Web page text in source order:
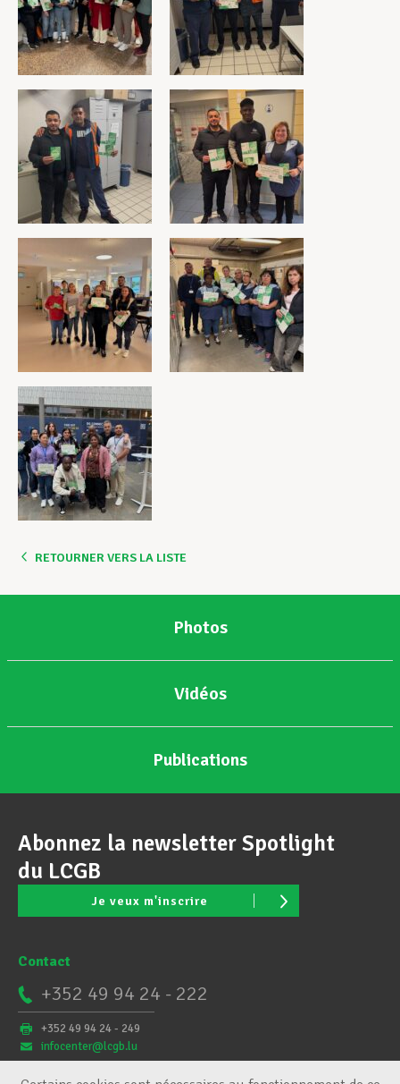
RETOURNER VERS LA LISTE
Photos
Vidéos
Publications
Abonnez la newsletter Spotlight
du LCGB
Je veux m'inscrire
Contact
+352 49 94 24 - 222
+352 49 94 24 - 249
infocenter@lcgb.lu